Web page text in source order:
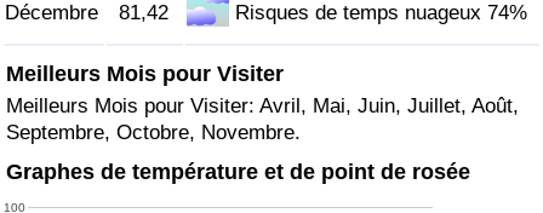
Décembre 81,42 Risques de temps nuageux 74%
Meilleurs Mois pour Visiter
Meilleurs Mois pour Visiter: Avril, Mai, Juin, Juillet, Août,
Septembre, Octobre, Novembre.
Graphes de température et de point de rosée
100